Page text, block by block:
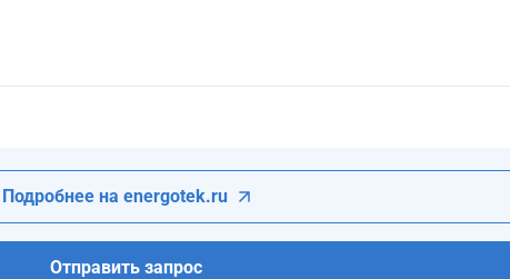
Подробнее на energotek.ru
Отправить запрос